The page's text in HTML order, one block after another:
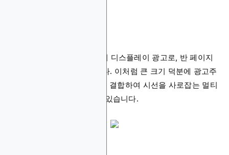
대형 스카이스크래퍼 크기의 디스플레이 광고로, 반 페이지
(180,000픽셀)를 차지합니다. 이처럼 큰 크기 덕분에 광고주
는 이미지, 동영상, 텍스트를 결합하여 시선을 사로잡는 멀티
미디어 콘텐츠를 제작할 수 있습니다.